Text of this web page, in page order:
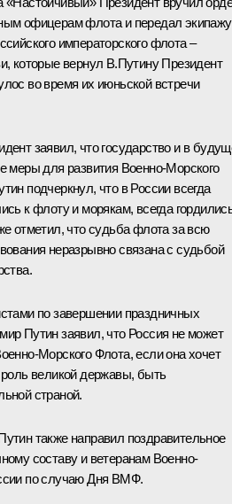
офицерам флота и передал экипажу
императорского флота –
которые вернул В.Путину Президент
во время их июньской встречи
заявил, что государство и в
меры для развития Военно-Морского
подчеркнул, что в России всегда
к флоту и морякам, всегда
отметил, что судьба флота за всю
неразрывно связана с судьбой
по завершении праздничных
Путин заявил, что Россия не может
Морского Флота, если она хочет
великой державы, быть
страной.
также направил поздравительное
составу и ветеранам Военно-
по случаю Дня ВМФ.